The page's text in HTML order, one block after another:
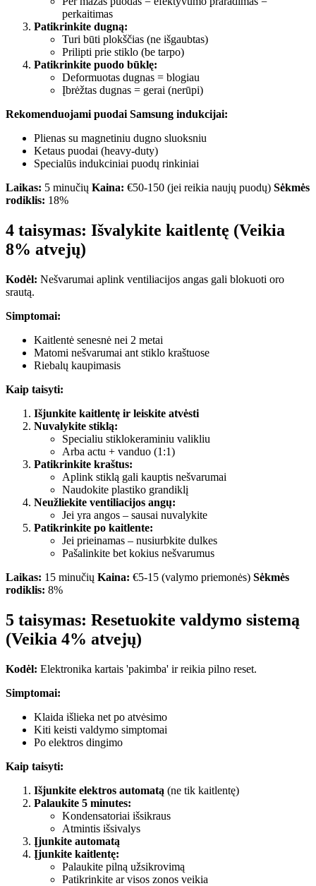
perkaitimas
Patikrinkite dugną:
Turi būti plokščias (ne išgaubtas)
Prilipti prie stiklo (be tarpo)
Patikrinkite puodo būklę:
Deformuotas dugnas = blogiau
Įbrėžtas dugnas = gerai (nerūpi)
Rekomenduojami puodai Samsung indukcijai:
Plienas su magnetiniu dugno sluoksniu
Ketaus puodai (heavy-duty)
Specialūs indukciniai puodų rinkiniai
Laikas: 5 minučių Kaina: €50-150 (jei reikia naujų puodų) Sėkmės
rodiklis: 18%
4 taisymas: Išvalykite kaitlentę (Veikia
8% atvejų)
Kodėl: Nešvarumai aplink ventiliacijos angas gali blokuoti oro
srautą.
Simptomai:
Kaitlentė senesnė nei 2 metai
Matomi nešvarumai ant stiklo kraštuose
Riebalų kaupimasis
Kaip taisyti:
Išjunkite kaitlentę ir leiskite atvėsti
Nuvalykite stiklą:
Specialiu stiklokeraminiu valikliu
Arba actu + vanduo (1:1)
Patikrinkite kraštus:
Aplink stiklą gali kauptis nešvarumai
Naudokite plastiko grandiklį
Neužliekite ventiliacijos angų:
Jei yra angos – sausai nuvalykite
Patikrinkite po kaitlente:
Jei prieinamas – nusiurbkite dulkes
Pašalinkite bet kokius nešvarumus
Laikas: 15 minučių Kaina: €5-15 (valymo priemonės) Sėkmės
rodiklis: 8%
5 taisymas: Resetuokite valdymo sistemą
(Veikia 4% atvejų)
Kodėl: Elektronika kartais 'pakimba' ir reikia pilno reset.
Simptomai:
Klaida išlieka net po atvėsimo
Kiti keisti valdymo simptomai
Po elektros dingimo
Kaip taisyti:
Išjunkite elektros automatą (ne tik kaitlentę)
Palaukite 5 minutes:
Kondensatoriai išsikraus
Atmintis išsivalys
Įjunkite automatą
Įjunkite kaitlentę:
Palaukite pilną užsikrovimą
Patikrinkite ar visos zonos veikia